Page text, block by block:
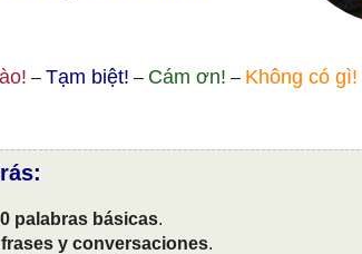
– Tạm biệt! – Cám ơn! – Không có gì!
palabras básicas.
frases y conversaciones.